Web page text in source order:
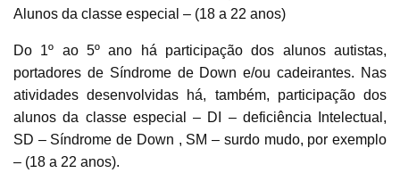
Alunos da classe especial – (18 a 22 anos)
Do 1º ao 5º ano há participação dos alunos autistas,
portadores de Síndrome de Down e/ou cadeirantes. Nas
atividades desenvolvidas há, também, participação dos
alunos da classe especial – DI – deficiência Intelectual,
SD – Síndrome de Down , SM – surdo mudo, por exemplo
– (18 a 22 anos).